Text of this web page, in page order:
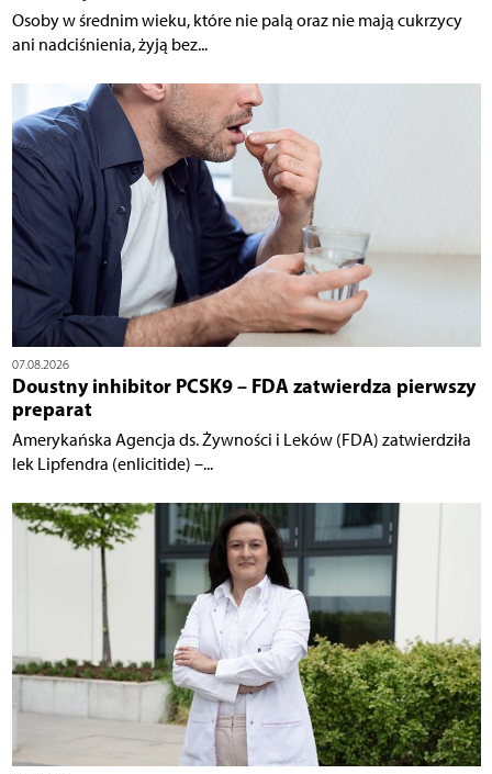
Osoby w średnim wieku, które nie palą oraz nie mają cukrzycy
ani nadciśnienia, żyją bez...
07.08.2026
Doustny inhibitor PCSK9 – FDA zatwierdza pierwszy
preparat
Amerykańska Agencja ds. Żywności i Leków (FDA) zatwierdziła
lek Lipfendra (enlicitide) –...